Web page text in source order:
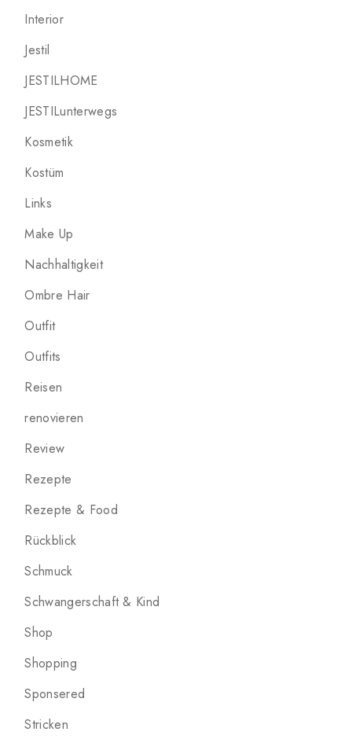
Interior
Jestil
JESTILHOME
JESTILunterwegs
Kosmetik
Kostüm
Links
Make Up
Nachhaltigkeit
Ombre Hair
Outfit
Outfits
Reisen
renovieren
Review
Rezepte
Rezepte & Food
Rückblick
Schmuck
Schwangerschaft & Kind
Shop
Shopping
Sponsered
Stricken